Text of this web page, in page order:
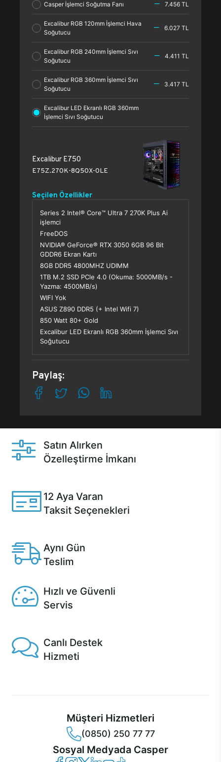
Casper İşlemci Soğutma Fanı 7.456 TL
Excalibur RGB 120mm İşlemci Hava
Soğutucu
6.027 TL
Excalibur RGB 240mm İşlemci Sıvı
Soğutucu
4.411 TL
Excalibur RGB 360mm İşlemci Sıvı
Soğutucu
3.417 TL
Excalibur LED Ekranlı RGB 360mm
İşlemci Sıvı Soğutucu
Excalibur E750
E75Z.270K-8Q50X-0LE
Seçilen Özellikler
Series 2 Intel® Core™ Ultra 7 270K Plus Ai
işlemci
FreeDOS
NVIDIA® GeForce® RTX 3050 6GB 96 Bit
GDDR6 Ekran Kartı
8GB DDR5 4800MHZ UDIMM
1TB M.2 SSD PCle 4.0 (Okuma: 5000MB/s -
Yazma: 4500MB/s)
WIFI Yok
ASUS Z890 DDR5 (+ Intel Wifi 7)
850 Watt 80+ Gold
Excalibur LED Ekranlı RGB 360mm İşlemci Sıvı
Soğutucu
Paylaş:
Satın Alırken
Özelleştirme İmkanı
12 Aya Varan
Taksit Seçenekleri
Aynı Gün
Teslim
Hızlı ve Güvenli
Servis
Canlı Destek
Hizmeti
Müşteri Hizmetleri
(0850) 250 77 77
Sosyal Medyada Casper